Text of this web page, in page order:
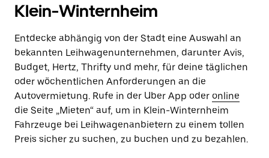
Klein-Winternheim
Entdecke abhängig von der Stadt eine Auswahl an
bekannten Leihwagenunternehmen, darunter Avis,
Budget, Hertz, Thrifty und mehr, für deine täglichen
oder wöchentlichen Anforderungen an die
Autovermietung. Rufe in der Uber App oder online
die Seite „Mieten“ auf, um in Klein-Winternheim
Fahrzeuge bei Leihwagenanbietern zu einem tollen
Preis sicher zu suchen, zu buchen und zu bezahlen.